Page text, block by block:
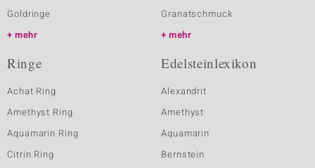
Goldringe
mehr
Granatschmuck
mehr
Ringe
Achat Ring
Amethyst Ring
Aquamarin Ring
Citrin Ring
Edelsteinlexikon
Alexandrit
Amethyst
Aquamarin
Bernstein